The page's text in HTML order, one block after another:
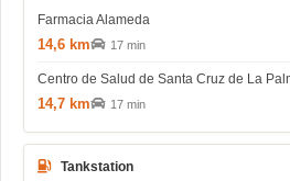
Farmacia Alameda
14,6 km 17 min
Centro de Salud de Santa Cruz de La
14,7 km 17 min
Tankstation